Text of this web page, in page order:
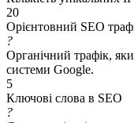
20
Орієнтовний SEO
?
Органічний трафік,
системи Google.
5
Ключові слова в SEO
?